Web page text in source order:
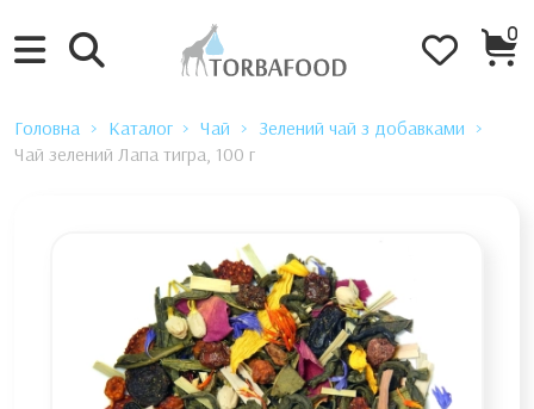
0
Головна Каталог Чай
Зелений чай з добавками
Чай зелений Лапа тигра, 100 г